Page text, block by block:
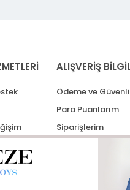
ALIŞVERİŞ
Ödeme ve
Para Puanlarım
Siparişlerim